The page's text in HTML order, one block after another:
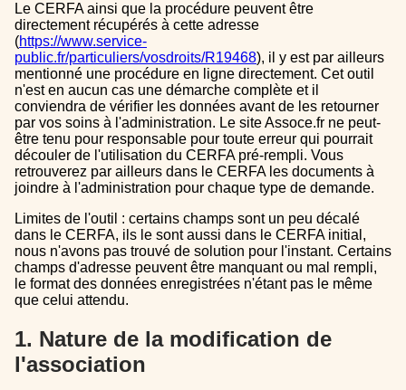
Le CERFA ainsi que la procédure peuvent être
directement récupérés à cette adresse
(https://www.service-
public.fr/particuliers/vosdroits/R19468), il y est par ailleurs
mentionné une procédure en ligne directement. Cet outil
n'est en aucun cas une démarche complète et il
conviendra de vérifier les données avant de les retourner
par vos soins à l'administration. Le site Assoce.fr ne peut-
être tenu pour responsable pour toute erreur qui pourrait
découler de l'utilisation du CERFA pré-rempli. Vous
retrouverez par ailleurs dans le CERFA les documents à
joindre à l'administration pour chaque type de demande.
Limites de l'outil : certains champs sont un peu décalé
dans le CERFA, ils le sont aussi dans le CERFA initial,
nous n'avons pas trouvé de solution pour l'instant. Certains
champs d'adresse peuvent être manquant ou mal rempli,
le format des données enregistrées n'étant pas le même
que celui attendu.
1. Nature de la modification de
l'association